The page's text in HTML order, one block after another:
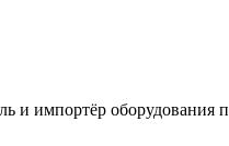
импортёр оборудования